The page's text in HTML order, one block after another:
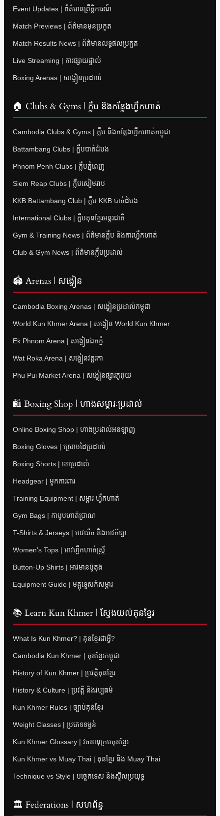
Event Updates | ព័ត៌មានព្រឹត្តិការណ៍
Match Previews | ព័ត៌មានមុនប្រកួត
Match Results News | ព័ត៌មានលទ្ធផលប្រកួត
Live Streaming | ការផ្សាយផ្ទាល់
Boxing Arenas | សង្វៀនប្រដាល់
🏠 Clubs & Gyms | ក្លឹប និងកន្លែងហ្វឹកហាត់
Cambodia Clubs & Gyms | ក្លឹប និងកន្លែងហ្វឹកហាត់កម្ពុជា
Battambang Clubs | ក្លឹបបាត់ដំបង
Phnom Penh Clubs | ក្លឹបភ្នំពេញ
Siem Reap Clubs | ក្លឹបសៀមរាប
KKB Battambang Club | ក្លឹប KKB បាត់ដំបង
International Clubs | ក្លឹបគុនខ្មែរអន្តរជាតិ
Gym & Training News | ព័ត៌មានក្លឹប និងការហ្វឹកហាត់
Club & Gym News | ព័ត៌មានក្លឹបប្រដាល់
🏟 Arenas | សង្វៀន
Cambodia Boxing Arenas | សង្វៀនប្រដាល់កម្ពុជា
World Kun Khmer Arena | សង្វៀន World Kun Khmer
Ek Phnom Arena | សង្វៀនឯកភ្នំ
Wat Roka Arena | សង្វៀនវត្តរកា
Phu Pui Market Arena | សង្វៀនផ្សារភូពុយ
🛍 Boxing Shop | ហាងសម្ភារៈប្រដាល់
Online Boxing Shop | ហាងប្រដាល់អនឡាញ
Boxing Gloves | ស្រោមដៃប្រដាល់
Boxing Shorts | ខោប្រដាល់
Headgear | មួកការពារ
Training Equipment | សម្ភារៈហ្វឹកហាត់
Gym Bags | កាបូបហាត់ប្រាណ
T-Shirts & Jerseys | អាវយឺត និងអាវកីឡា
Women’s Tops | អាវហ្វឹកហាត់ស្ត្រី
Button-Up Shirts | អាវមានប៊ូតុង
Equipment Guide | មគ្គុទ្ទេសក៍សម្ភារៈ
📚 Learn Kun Khmer | ស្វែងយល់គុនខ្មែរ
What Is Kun Khmer? | គុនខ្មែរជាអ្វី?
Cambodia Kun Khmer | គុនខ្មែរកម្ពុជា
History of Kun Khmer | ប្រវត្តិគុនខ្មែរ
History & Culture | ប្រវត្តិ និងវប្បធម៌
Kun Khmer Rules | ច្បាប់គុនខ្មែរ
Weight Classes | ប្រភេទទម្ងន់
Kun Khmer Glossary | វចនានុក្រមគុនខ្មែរ
Kun Khmer vs Muay Thai | គុនខ្មែរ និង Muay Thai
Technique vs Style | បច្ចេកទេស និងស្ទីលប្រយុទ្ធ
🏛 Federations | សហព័ន្ធ